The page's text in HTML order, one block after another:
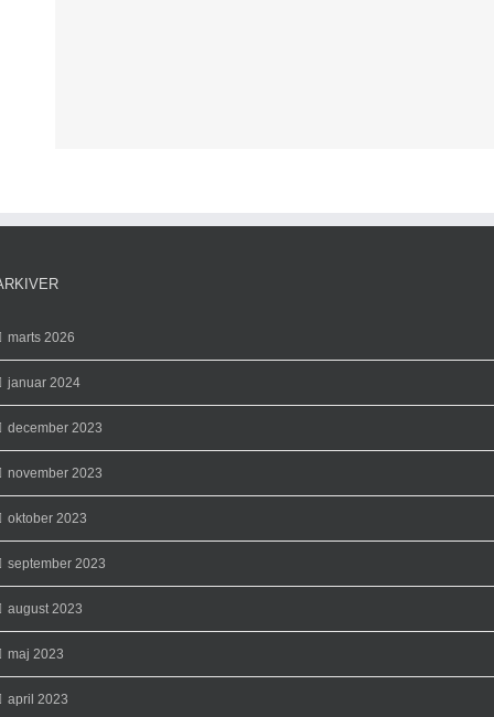
marts 2026
januar 2024
december 2023
november 2023
oktober 2023
september 2023
august 2023
maj 2023
april 2023